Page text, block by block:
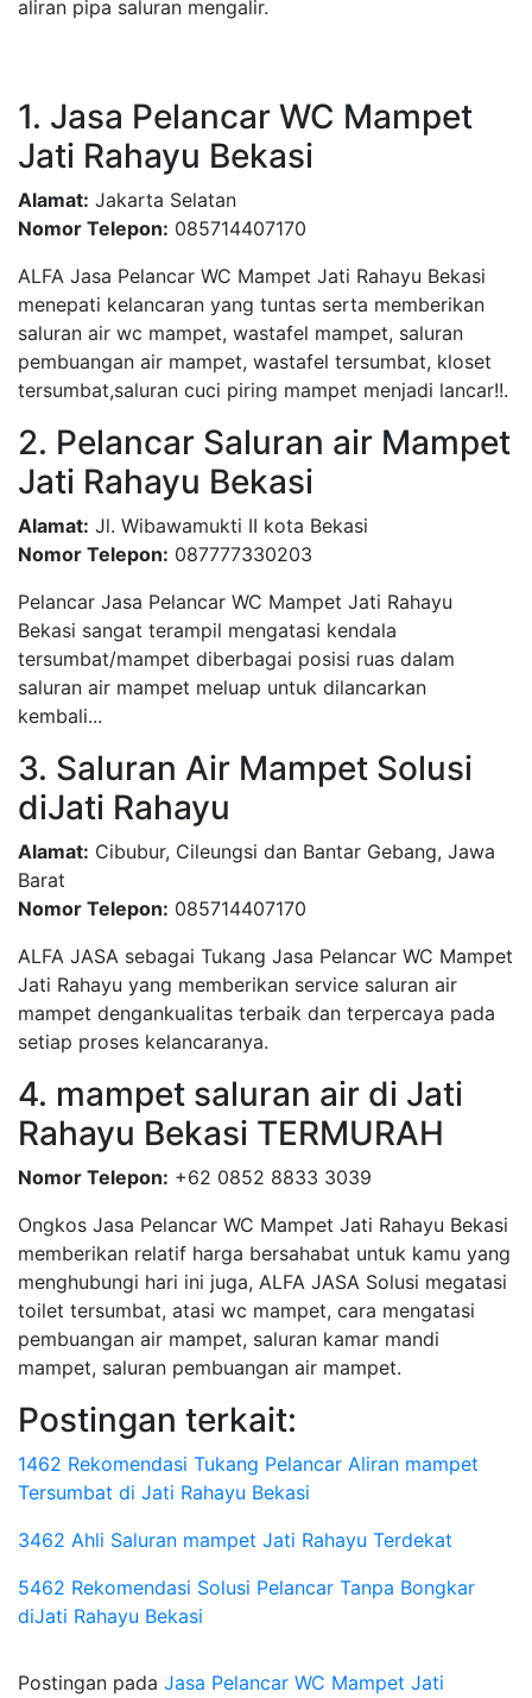
aliran pipa saluran mengalir.
1. Jasa Pelancar WC Mampet
Jati Rahayu Bekasi
Alamat: Jakarta Selatan
Nomor Telepon: 085714407170
ALFA Jasa Pelancar WC Mampet Jati Rahayu Bekasi
menepati kelancaran yang tuntas serta memberikan
saluran air wc mampet, wastafel mampet, saluran
pembuangan air mampet, wastafel tersumbat, kloset
tersumbat,saluran cuci piring mampet menjadi lancar!!.
2. Pelancar Saluran air Mampet
Jati Rahayu Bekasi
Alamat: Jl. Wibawamukti II kota Bekasi
Nomor Telepon: 087777330203
Pelancar Jasa Pelancar WC Mampet Jati Rahayu
Bekasi sangat terampil mengatasi kendala
tersumbat/mampet diberbagai posisi ruas dalam
saluran air mampet meluap untuk dilancarkan
kembali...
3. Saluran Air Mampet Solusi
diJati Rahayu
Alamat: Cibubur, Cileungsi dan Bantar Gebang, Jawa
Barat
Nomor Telepon: 085714407170
ALFA JASA sebagai Tukang Jasa Pelancar WC Mampet
Jati Rahayu yang memberikan service saluran air
mampet dengankualitas terbaik dan terpercaya pada
setiap proses kelancaranya.
4. mampet saluran air di Jati
Rahayu Bekasi TERMURAH
Nomor Telepon: +62 0852 8833 3039
Ongkos Jasa Pelancar WC Mampet Jati Rahayu Bekasi
memberikan relatif harga bersahabat untuk kamu yang
menghubungi hari ini juga, ALFA JASA Solusi megatasi
toilet tersumbat, atasi wc mampet, cara mengatasi
pembuangan air mampet, saluran kamar mandi
mampet, saluran pembuangan air mampet.
Postingan terkait:
1462 Rekomendasi Tukang Pelancar Aliran mampet
Tersumbat di Jati Rahayu Bekasi
3462 Ahli Saluran mampet Jati Rahayu Terdekat
5462 Rekomendasi Solusi Pelancar Tanpa Bongkar
diJati Rahayu Bekasi
Postingan pada Jasa Pelancar WC Mampet Jati